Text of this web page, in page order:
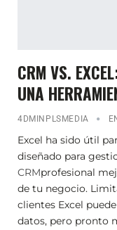
CRM VS.
UNA
4DMINPLSMEDIA
Excel ha sido útil
diseñado para
CRMprofesional
de tu negocio.
clientes Excel
datos, pero pronto